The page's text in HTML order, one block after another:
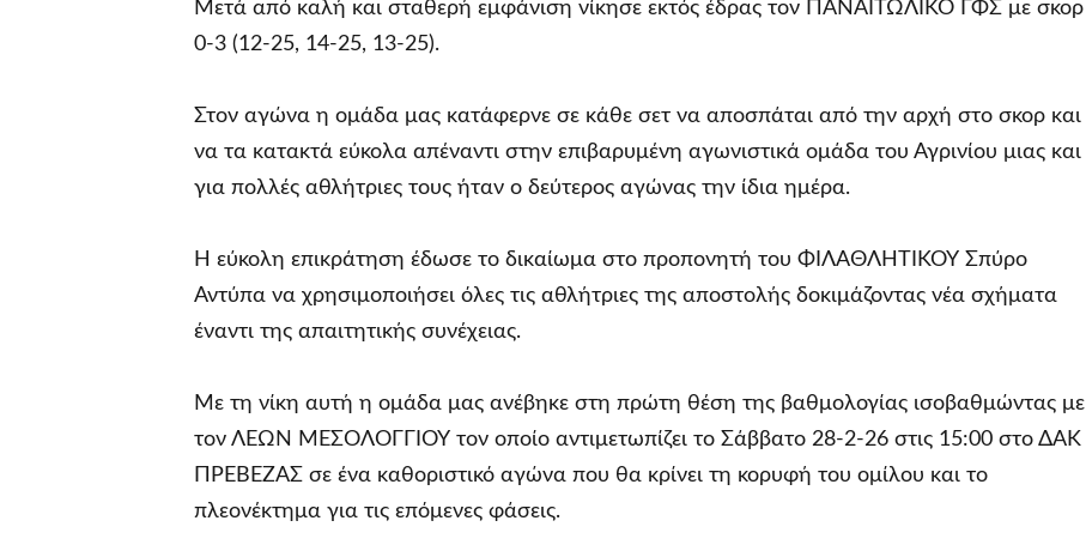
Μετά από καλή και σταθερή εμφάνιση νίκησε εκτός έδρας τον ΠΑΝΑΙΤΩΛΙΚΟ ΓΦΣ με σκορ
0-3 (12-25, 14-25, 13-25).
Στον αγώνα η ομάδα μας κατάφερνε σε κάθε σετ να αποσπάται από την αρχή στο σκορ και
να τα κατακτά εύκολα απέναντι στην επιβαρυμένη αγωνιστικά ομάδα του Αγρινίου μιας και
για πολλές αθλήτριες τους ήταν ο δεύτερος αγώνας την ίδια ημέρα.
Η εύκολη επικράτηση έδωσε το δικαίωμα στο προπονητή του ΦΙΛΑΘΛΗΤΙΚΟΥ Σπύρο
Αντύπα να χρησιμοποιήσει όλες τις αθλήτριες της αποστολής δοκιμάζοντας νέα σχήματα
έναντι της απαιτητικής συνέχειας.
Με τη νίκη αυτή η ομάδα μας ανέβηκε στη πρώτη θέση της βαθμολογίας ισοβαθμώντας με
τον ΛΕΩΝ ΜΕΣΟΛΟΓΓΙΟΥ τον οποίο αντιμετωπίζει το Σάββατο 28-2-26 στις 15:00 στο ΔΑΚ
ΠΡΕΒΕΖΑΣ σε ένα καθοριστικό αγώνα που θα κρίνει τη κορυφή του ομίλου και το
πλεονέκτημα για τις επόμενες φάσεις.